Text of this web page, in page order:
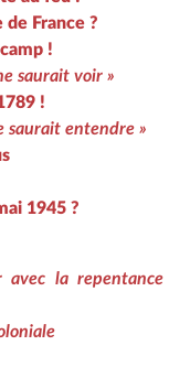
France ?
!
saurait voir »
!
saurait entendre »
1945 ?
la repentance